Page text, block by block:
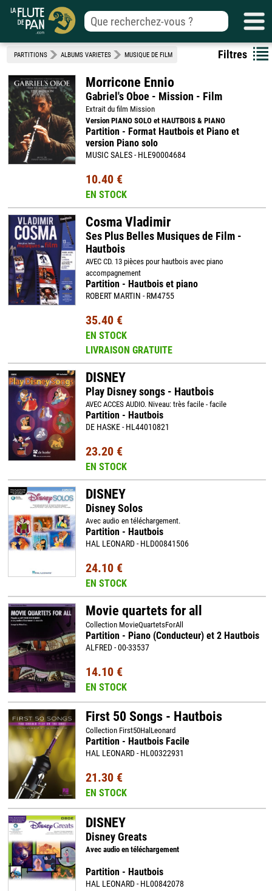
PARTITIONS ALBUMS VARIETES MUSIQUE DE FILM Filtres
Morricone Ennio
Gabriel's Oboe - Mission - Film
Extrait du film Mission
Version PIANO SOLO et HAUTBOIS & PIANO
Partition - Format Hautbois et Piano et
version Piano solo
MUSIC SALES - HLE90004684
10.40 €
EN STOCK
Cosma Vladimir
Ses Plus Belles Musiques de Film -
Hautbois
AVEC CD. 13 pièces pour hautbois avec piano
accompagnement
Partition - Hautbois et piano
ROBERT MARTIN - RM4755
35.40 €
EN STOCK
LIVRAISON GRATUITE
DISNEY
Play Disney songs - Hautbois
AVEC ACCES AUDIO. Niveau: très facile - facile
Partition - Hautbois
DE HASKE - HL44010821
23.20 €
EN STOCK
DISNEY
Disney Solos
Avec audio en téléchargement.
Partition - Hautbois
HAL LEONARD - HLD00841506
24.10 €
EN STOCK
Movie quartets for all
Collection MovieQuartetsForAll
Partition - Piano (Conducteur) et 2 Hautbois
ALFRED - 00-33537
14.10 €
EN STOCK
First 50 Songs - Hautbois
Collection First50HalLeonard
Partition - Hautbois Facile
HAL LEONARD - HL00322931
21.30 €
EN STOCK
DISNEY
Disney Greats
Avec audio en téléchargement
Partition - Hautbois
HAL LEONARD - HL00842078